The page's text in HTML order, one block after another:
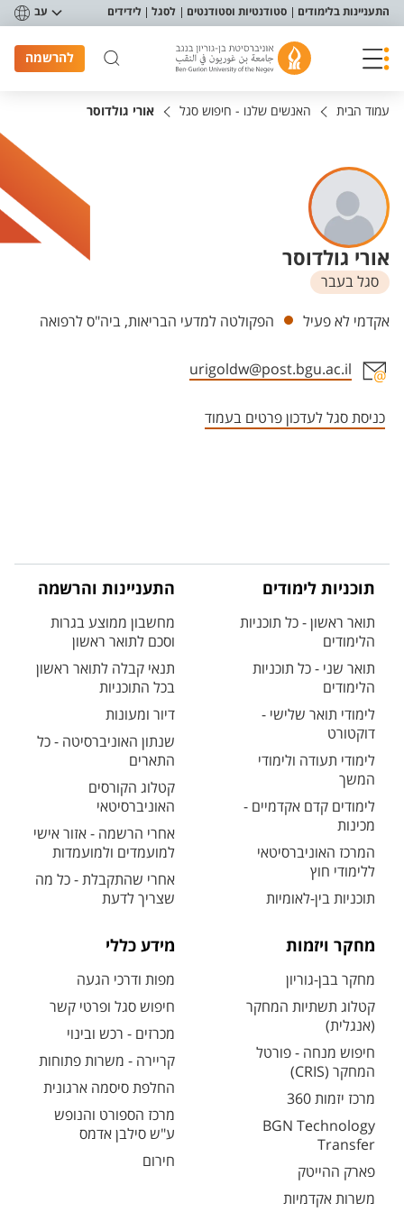
תפריט נגישות
התעניינות בלימודים סטודנטיות וסטודנטים לסגל לידידים עב
להרשמה
עמוד הבית האנשים שלנו - חיפוש סגל אורי גולדוסר
אורי גולדוסר
סגל בעבר
יחידות
אקדמי לא פעיל הפקולטה למדעי הבריאות, ביה"ס לרפואה
urigoldw@post.bgu.ac.il
כניסת סגל לעדכון פרטים בעמוד
תוכניות לימודים
תואר ראשון - כל תוכניות
הלימודים
תואר שני - כל תוכניות
הלימודים
לימודי תואר שלישי -
דוקטורט
לימודי תעודה ולימודי
המשך
לימודים קדם אקדמיים -
מכינות
המרכז האוניברסיטאי
ללימודי חוץ
תוכניות בין-לאומיות
התעניינות והרשמה
מחשבון ממוצע בגרות
וסכם לתואר ראשון
תנאי קבלה לתואר ראשון
בכל התוכניות
דיור ומעונות
שנתון האוניברסיטה - כל
התארים
קטלוג הקורסים
האוניברסיטאי
אחרי הרשמה - אזור אישי
למועמדים ולמועמדות
אחרי שהתקבלת - כל מה
שצריך לדעת
מחקר ויזמות
מחקר בבן-גוריון
קטלוג תשתיות המחקר
(אנגלית)
חיפוש מנחה - פורטל
המחקר (CRIS)
מרכז יזמות 360
BGN Technology
Transfer
פארק ההייטק
משרות אקדמיות
מידע כללי
מפות ודרכי הגעה
חיפוש סגל ופרטי קשר
מכרזים - רכש ובינוי
קריירה - משרות פתוחות
החלפת סיסמה ארגונית
מרכז הספורט והנופש
ע"ש סילבן אדמס
חירום